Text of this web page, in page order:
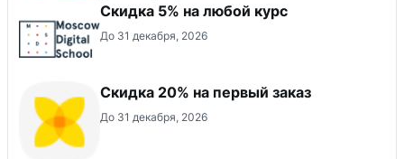
Скидка 5% на любой курс
До 31 декабря, 2026
​Скидка 20% на первый заказ
До 31 декабря, 2026